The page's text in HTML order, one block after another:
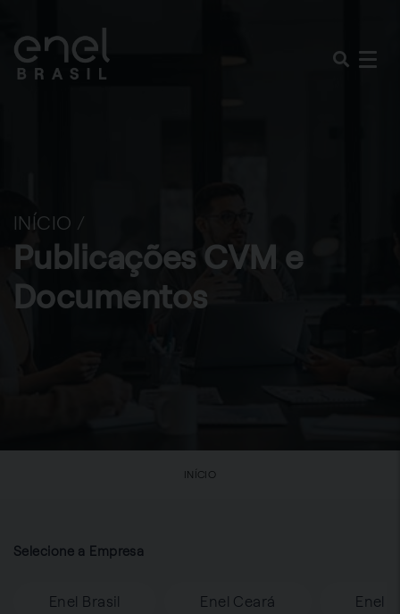
INÍCIO /
Publicações CVM e
Documentos
INÍCIO
Selecione a Empresa
Enel Brasil Enel Ceará Enel